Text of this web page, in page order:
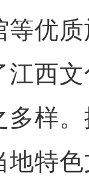
等优
江西
多样
地特